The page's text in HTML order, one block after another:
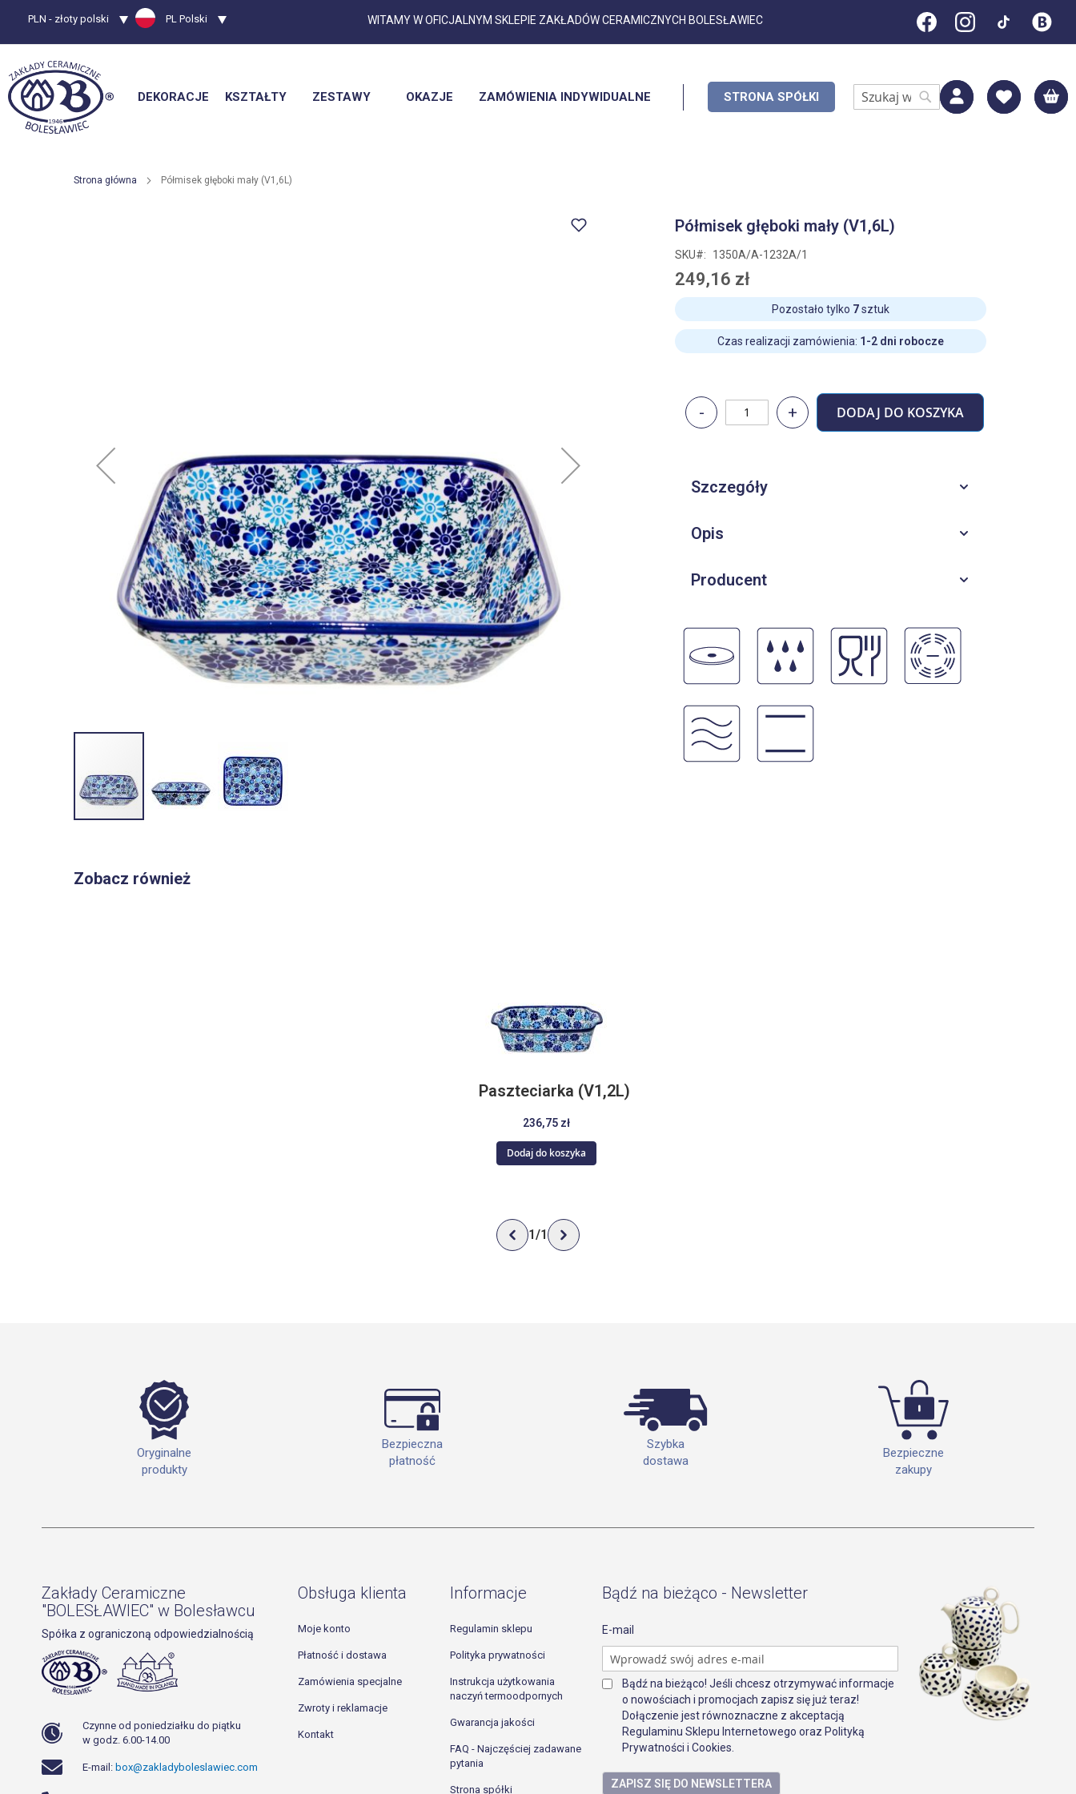
Przejdź
Waluta
PLN - złoty polski Język PL Polski WITAMY W OFICJALNYM SKLEPIE ZAKŁADÓW CERAMICZNYCH BOLESŁAWIEC
DEKORACJE KSZTAŁTY ZESTAWY OKAZJE ZAMÓWIENIA INDYWIDUALNE STRONA SPÓŁKI
Search Search
Strona główna Półmisek głęboki mały (V1,6L)
galerii
Półmisek głęboki mały (V1,6L)
SKU 1350A/A-1232A/1
249,16 zł
Pozostało tylko 7sztuk
Czas realizacji zamówienia: 1-2 dni robocze
Szczegóły
Opis
Producent
DODAJ DO KOSZYKA
- +
Zobacz również
Paszteciarka (V1,2L)
236,75 zł
Dodaj do koszyka
1/1
Oryginalne
produkty
Bezpieczna
płatność
Szybka
dostawa
Bezpieczne
zakupy
Zakłady Ceramiczne
"BOLESŁAWIEC" w Bolesławcu
Spółka z ograniczoną odpowiedzialnością
Czynne od poniedziałku do piątku
w godz. 6.00-14.00
E-mail: box@zakladyboleslawiec.com
Obsługa klienta
Moje konto
Płatność i dostawa
Zamówienia specjalne
Zwroty i reklamacje
Kontakt
Informacje
Regulamin sklepu
Polityka prywatności
Instrukcja użytkowania
naczyń termoodpornych
Gwarancja jakości
FAQ - Najczęściej zadawane
pytania
Strona spółki
Bądź na bieżąco - Newsletter
E-mail
Bądź na bieżąco! Jeśli chcesz otrzymywać informacje
o nowościach i promocjach zapisz się już teraz!
Dołączenie jest równoznaczne z akceptacją
Regulaminu Sklepu Internetowego oraz Polityką
Prywatności i Cookies.
ZAPISZ SIĘ DO NEWSLETTERA